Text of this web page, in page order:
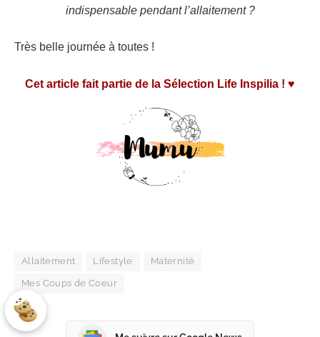
indispensable pendant l’allaitement ?
Très belle journée à toutes !
Cet article fait partie de la Sélection Life Inspilia ! ♥
Allaitement Lifestyle Maternité
Mes Coups de Coeur